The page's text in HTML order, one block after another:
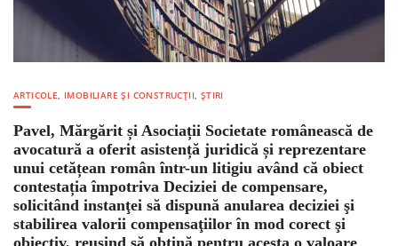
ARTICOLE, IMOBILIARE ȘI CONSTRUCȚII, ȘTIRI
Pavel, Mărgărit și Asociații Societate românească de
avocatură a oferit asistență juridică și reprezentare
unui cetățean român într-un litigiu având că obiect
contestația împotriva Deciziei de compensare,
solicitând instanţei să dispună anularea deciziei şi
stabilirea valorii compensaţiilor în mod corect şi